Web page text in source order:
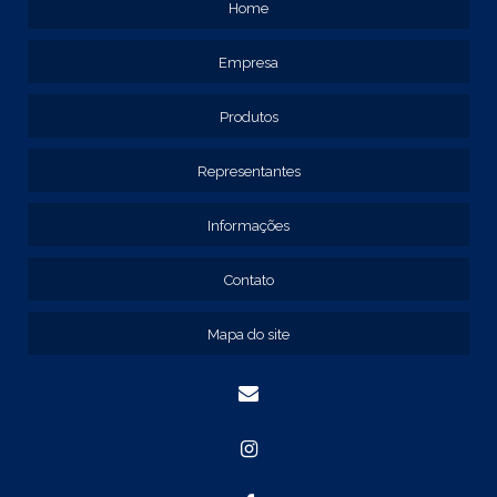
CAIXA METÁLICA PARA QUADRO ELÉTRICO
QUADRO DE COMANDO 60X40X20
Home
Empresa
Produtos
Representantes
Informações
Contato
Mapa do site